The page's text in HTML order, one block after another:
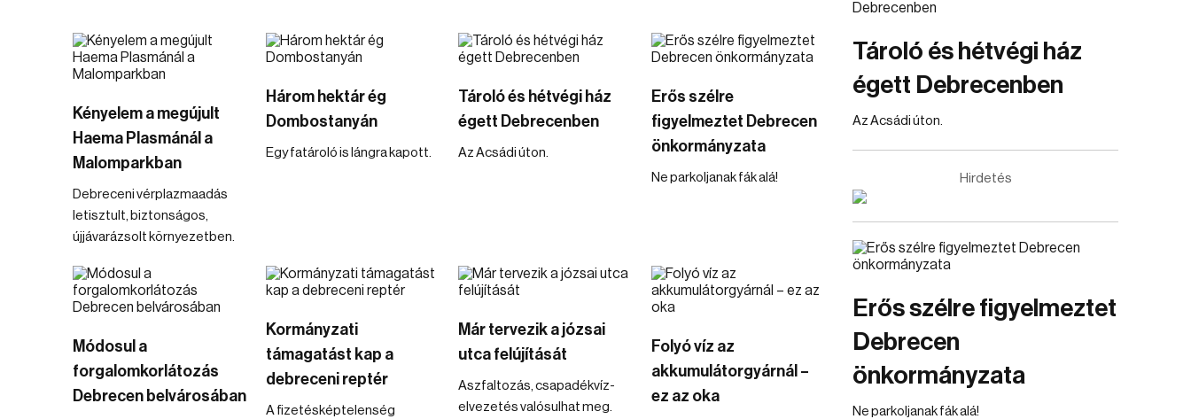
Kényelem a megújult
Haema Plasmánál a
Malomparkban
Debreceni vérplazmaadás
letisztult, biztonságos,
újjávarázsolt környezetben.
Három hektár ég
Dombostanyán
Egy fatároló is lángra kapott.
Tároló és hétvégi ház
égett Debrecenben
Az Acsádi úton.
Erős szélre
figyelmeztet Debrecen
önkormányzata
Ne parkoljanak fák alá!
Módosul a
forgalomkorlátozás
Debrecen belvárosában
Kormányzati
támagatást kap a
debreceni reptér
A fizetésképtelenség
Már tervezik a józsai
utca felújítását
Aszfaltozás, csapadékvíz-
elvezetés valósulhat meg.
Folyó víz az
akkumulátorgyárnál –
ez az oka
Tároló és hétvégi ház
égett Debrecenben
Az Acsádi úton.
Hirdetés
Erős szélre figyelmeztet
Debrecen
önkormányzata
Ne parkoljanak fák alá!